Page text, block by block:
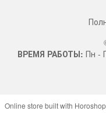
ВРЕМЯ РАБОТЫ: Пн -
Online store built with Horoshop